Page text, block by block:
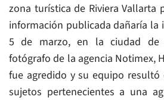
zona turística de Riviera Vallarta
información publicada dañaría la
5 de marzo, en la ciudad de
fotógrafo de la agencia Notimex,
fue agredido y su equipo resultó
sujetos pertenecientes a una